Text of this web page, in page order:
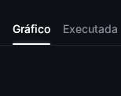
Gráfico Executada